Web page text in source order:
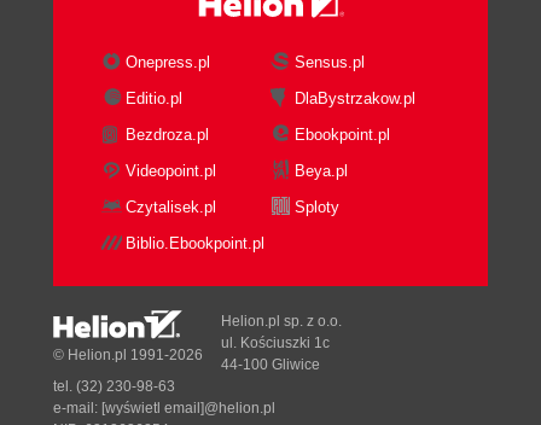
Onepress.pl
Sensus.pl
Editio.pl
DlaBystrzakow.pl
Bezdroza.pl
Ebookpoint.pl
Videopoint.pl
Beya.pl
Czytalisek.pl
Sploty
Biblio.Ebookpoint.pl
© Helion.pl 1991-2026
Helion.pl sp. z o.o.
ul. Kościuszki 1c
44-100 Gliwice
tel. (32) 230-98-63
e-mail: [wyświetl email]@helion.pl